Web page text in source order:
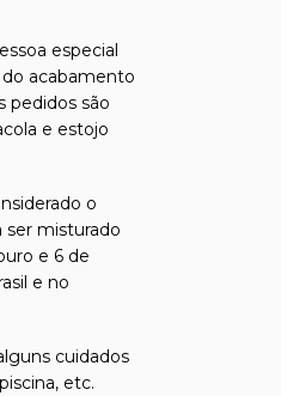
especial
acabamento
pedidos são
e estojo
o
ser misturado
e 6 de
e no
cuidados
etc.